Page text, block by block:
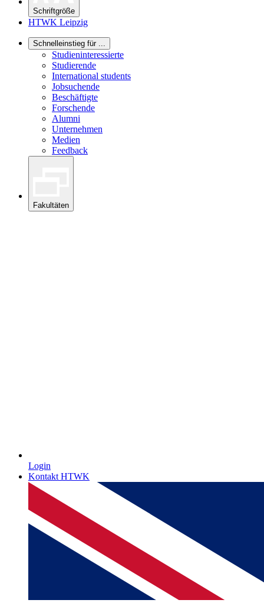
Schriftgröße
HTWK Leipzig
Schnelleinstieg für ...
Studieninteressierte
Studierende
International students
Jobsuchende
Beschäftigte
Forschende
Alumni
Unternehmen
Medien
Feedback
Fakultäten
Login
Kontakt HTWK